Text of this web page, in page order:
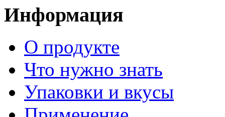
Информация
О продукте
Что нужно знать
Упаковки и вкусы